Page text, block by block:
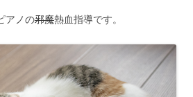
アノの邪魔熱血指導です。